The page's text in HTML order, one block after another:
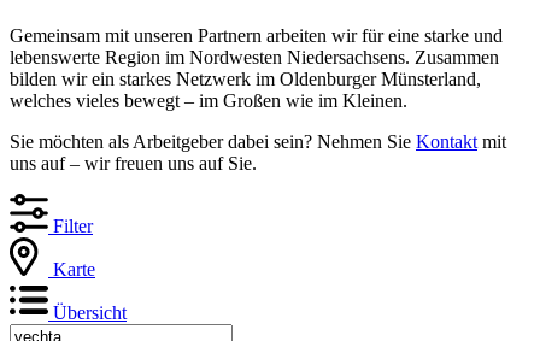
Gemeinsam mit unseren Partnern arbeiten wir für eine starke und
lebenswerte Region im Nordwesten Niedersachsens. Zusammen
bilden wir ein starkes Netzwerk im Oldenburger Münsterland,
welches vieles bewegt – im Großen wie im Kleinen.
Sie möchten als Arbeitgeber dabei sein? Nehmen Sie Kontakt mit
uns auf – wir freuen uns auf Sie.
Filter
Karte
Übersicht